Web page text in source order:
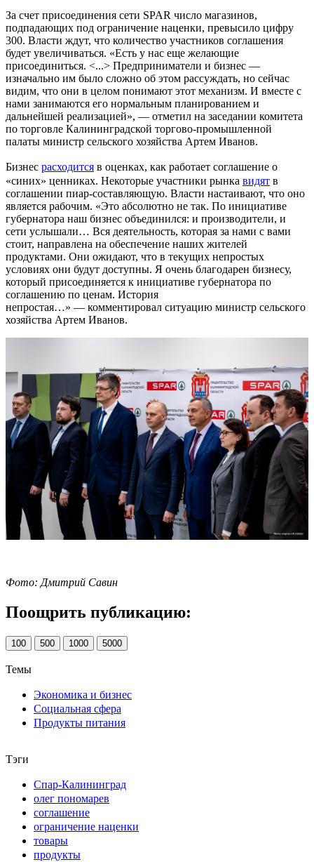
За счет присоединения сети SPAR число магазинов,
подпадающих под ограничение наценки, превысило цифру
300. Власти ждут, что количество участников соглашения
будет увеличиваться. «Есть у нас еще желающие
присоединиться. <...> Предприниматели и бизнес —
изначально им было сложно об этом рассуждать, но сейчас
видим, что они в целом понимают этот механизм. И вместе с
нами занимаются его нормальным планированием и
дальнейшей реализацией», — отметил на заседании комитета
по торговле Калининградской торгово-промышленной
палаты министр сельского хозяйства Артем Иванов.
Бизнес расходится в оценках, как работает соглашение о
«синих» ценниках. Некоторые участники рынка видят в
соглашении пиар-составляющую. Власти настаивают, что оно
является рабочим. «Это абсолютно не так. По инициативе
губернатора наш бизнес объединился: и производители, и
сети услышали… Вся деятельность, которая за нами с вами
стоит, направлена на обеспечение наших жителей
продуктами. Они ожидают, что в текущих непростых
условиях они будут доступны. Я очень благодарен бизнесу,
который присоединяется к инициативе губернатора по
соглашению по ценам. История
непростая…» — комментировал ситуацию министр сельского
хозяйства Артем Иванов.
Фото: Дмитрий Савин
Поощрить публикацию:
100 500 1000 5000
Темы
Экономика и бизнес
Социальная сфера
Продукты питания
Тэги
Спар-Калининград
олег пономарев
соглашение
ограничение наценки
товары
продукты